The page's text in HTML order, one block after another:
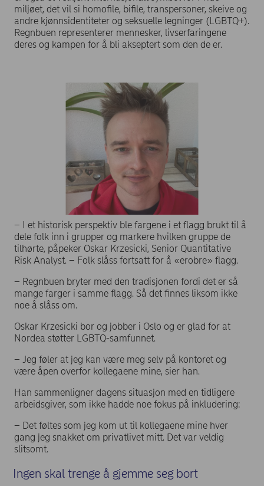
miljøet, det vil si homofile, bifile, transpersoner, skeive og
andre kjønnsidentiteter og seksuelle legninger (LGBTQ+).
Regnbuen representerer mennesker, livserfaringene
deres og kampen for å bli akseptert som den de er.
– I et historisk perspektiv ble fargene i et flagg brukt til å
dele folk inn i grupper og markere hvilken gruppe de
tilhørte, påpeker Oskar Krzesicki, Senior Quantitative
Risk Analyst. – Folk slåss fortsatt for å «erobre» flagg.
– Regnbuen bryter med den tradisjonen fordi det er så
mange farger i samme flagg. Så det finnes liksom ikke
noe å slåss om.
Oskar Krzesicki bor og jobber i Oslo og er glad for at
Nordea støtter LGBTQ-samfunnet.
– Jeg føler at jeg kan være meg selv på kontoret og
være åpen overfor kollegaene mine, sier han.
Han sammenligner dagens situasjon med en tidligere
arbeidsgiver, som ikke hadde noe fokus på inkludering:
– Det føltes som jeg kom ut til kollegaene mine hver
gang jeg snakket om privatlivet mitt. Det var veldig
slitsomt.
Ingen skal trenge å gjemme seg bort